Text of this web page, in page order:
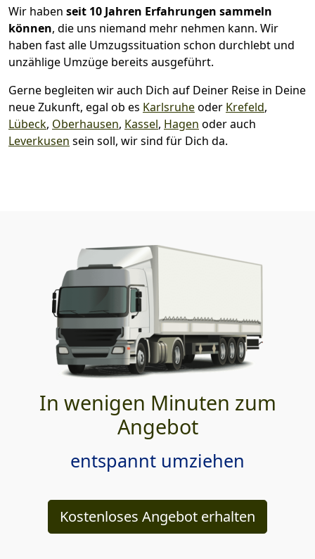
Wir haben seit 10 Jahren Erfahrungen sammeln
können, die uns niemand mehr nehmen kann. Wir
haben fast alle Umzugssituation schon durchlebt und
unzählige Umzüge bereits ausgeführt.
Gerne begleiten wir auch Dich auf Deiner Reise in Deine
neue Zukunft, egal ob es Karlsruheoder Krefeld,
Lübeck, Oberhausen, Kassel, Hagen oder auch
Leverkusen sein soll, wir sind für Dich da.
In wenigen Minuten zum
Angebot
entspannt umziehen
Kostenloses Angebot erhalten